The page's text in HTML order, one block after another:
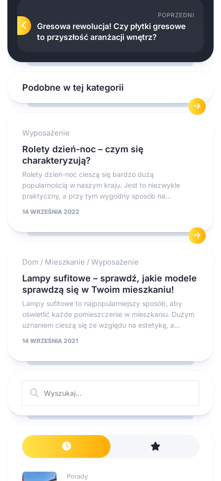
POPRZEDNI
Gresowa rewolucja! Czy płytki gresowe
to przyszłość aranżacji wnętrz?
Podobne w tej kategorii
Wyposażenie
Rolety dzień-noc – czym się
charakteryzują?
Rolety dzień-noc cieszą się bardzo dużą
popularnością w naszym kraju. Jest to niezwykle
praktyczny, a przy tym wygodny sposób na...
14 WRZEŚNIA 2022
Dom / Mieszkanie / Wyposażenie
Lampy sufitowe – sprawdź, jakie modele
sprawdzą się w Twoim mieszkaniu!
Lampy sufitowe to najpopularniejszy sposób, aby
oświetlić każde pomieszczenie w mieszkaniu. Dużym
uznaniem cieszą się ze względu na estetykę, a...
14 WRZEŚNIA 2021
Porady